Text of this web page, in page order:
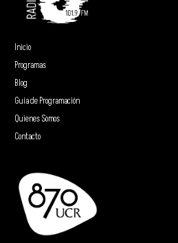
Inicio
Programas
Blog
Guía de Programación
Quienes Somos
Contacto